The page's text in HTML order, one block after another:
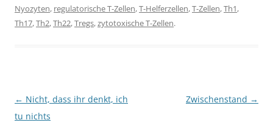
Nyozyten, regulatorische T-Zellen,T-Helferzellen,T-Zellen,Th1,
Th17,Th2,Th22,Tregs,zytotoxische T-Zellen.
Beitragsnavigation
← Nicht, dass ihr denkt, ich
tu nichts
Zwischenstand →